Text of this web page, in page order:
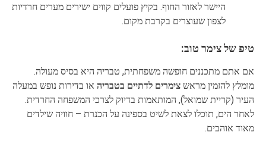
היישר לאזור החוף. בקיץ פועלים קווים ישירים מערים חרדיות
לצפון שעוצרים בקרבת מקום.
טיפ של צימר טוב:
אם אתם מתכננים חופשה משפחתית, טבריה היא בסיס מעולה.
מומלץ להזמין מראש צימרים לדתיים בטבריה או בדירות נופש במעלה
העיר (קריית שמואל), המותאמות בדיוק לצרכי המשפחה החרדית.
לאחר הים, תוכלו לצאת לשיט בספינה על הכנרת – חוויה שילדים
מאוד אוהבים.